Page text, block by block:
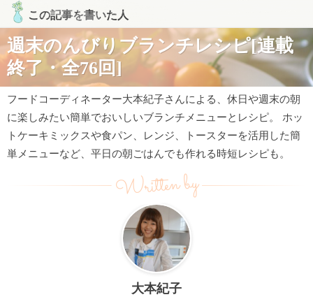
この記事を書いた人
週末のんびりブランチレシピ[連載
終了・全76回]
フードコーディネーター大本紀子さんによる、休日や週末の朝
に楽しみたい簡単でおいしいブランチメニューとレシピ。 ホッ
トケーキミックスや食パン、レンジ、トースターを活用した簡
単メニューなど、平日の朝ごはんでも作れる時短レシピも。
Written by
大本紀子